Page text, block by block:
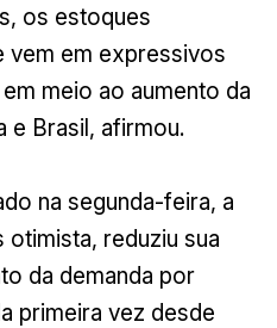
os estoques
vem em expressivos
meio ao aumento da
e Brasil, afirmou.
na segunda-feira, a
otimista, reduziu sua
da demanda por
primeira vez desde